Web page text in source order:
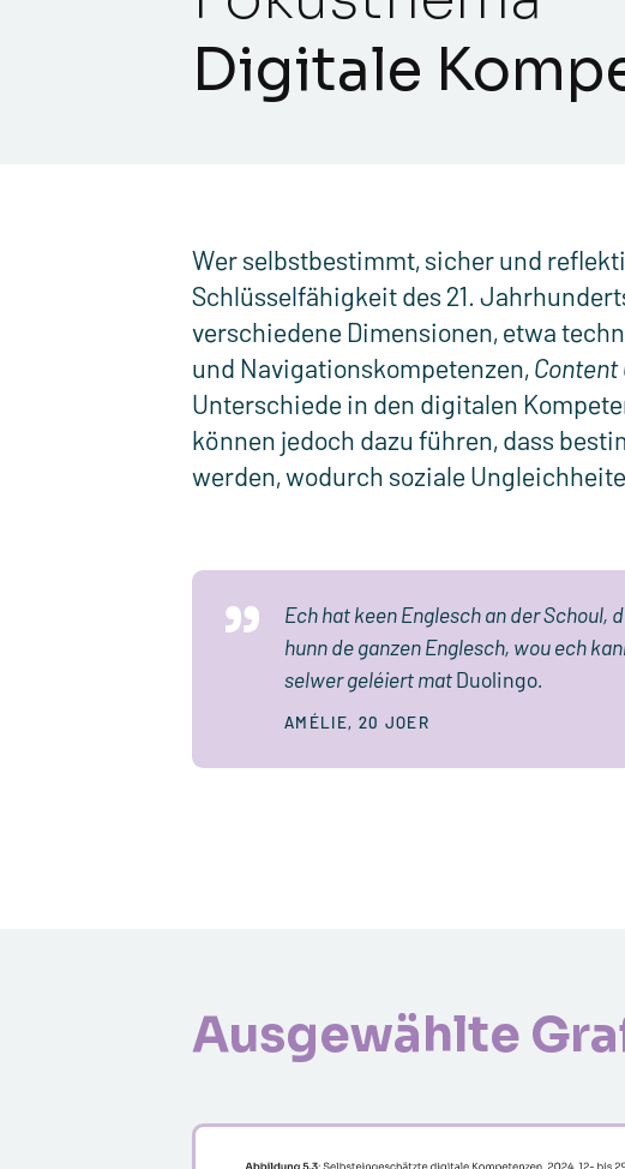
Digitale
Wer selbstbestimmt, sicher und
Schlüsselfähigkeit des 21.
verschiedene Dimensionen, etwa
und Navigationskompetenzen,Content
Unterschiede in den digitalen
können jedoch dazu führen, dass
werden, wodurch soziale
Ech hat keen Englesch an der Schoul,
hunn de ganzen Englesch, wou ech
selwer geléiert matDuolingo.
AMÉLIE, 20 JOER
Ausgewählte